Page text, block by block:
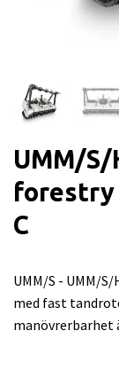
UMM/S/
forestry
C
UMM/S - UMM/
med fast
manövrerbarhet